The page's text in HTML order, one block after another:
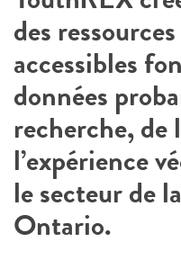
des
accessibles
données
recherche, de
l’expérience
le secteur de
Ontario.